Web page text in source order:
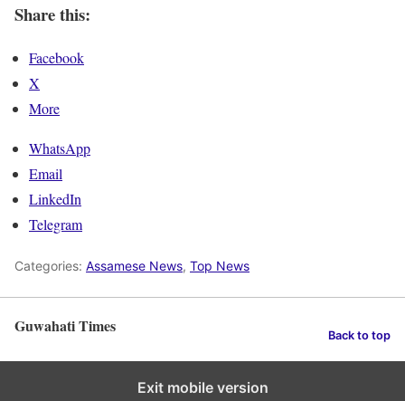
Share this:
Facebook
X
More
WhatsApp
Email
LinkedIn
Telegram
Categories: Assamese News, Top News
Guwahati Times Back to top
Exit mobile version